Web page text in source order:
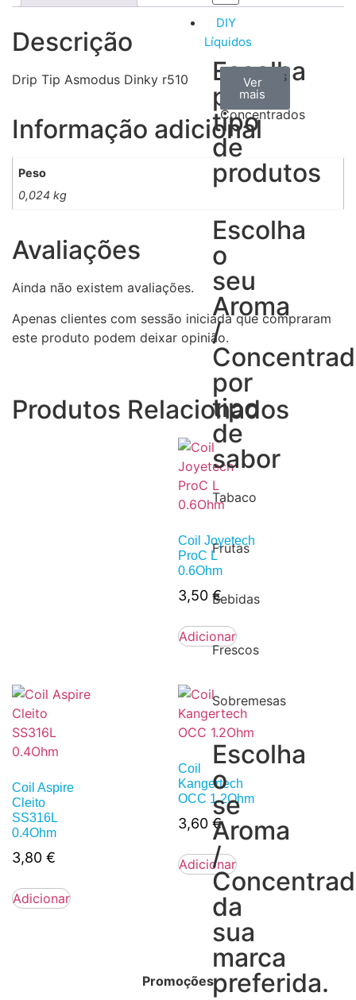
DIY
Líquidos
Escolha
por
tipo
de
produtos
Aromas
Concentrados
Ver
todos
Bases
Ver
mais
Accesorios
Ver
mais
Escolha
o
seu
Aroma
/
por
tipo
de
sabor
Tabaco
Frutas
Bebidas
Frescos
Sobremesas
Escolha
o
se
Aroma
/
da
sua
marca
preferida.
Descrição
Drip Tip Asmodus Dinky r510
Informação adicional
Peso
0,024 kg
Avaliações
Ainda não existem avaliações.
Apenas clientes com sessão iniciada que compraram
este produto podem deixar opinião.
Produtos Relacionados
Coil Joyetech
ProC L
0.6Ohm
3,50 €
Adicionar
Coil Aspire
Cleito
SS316L
0.4Ohm
3,80 €
Adicionar
Coil
Kangertech
OCC 1.2Ohm
3,60 €
Adicionar
Promoções